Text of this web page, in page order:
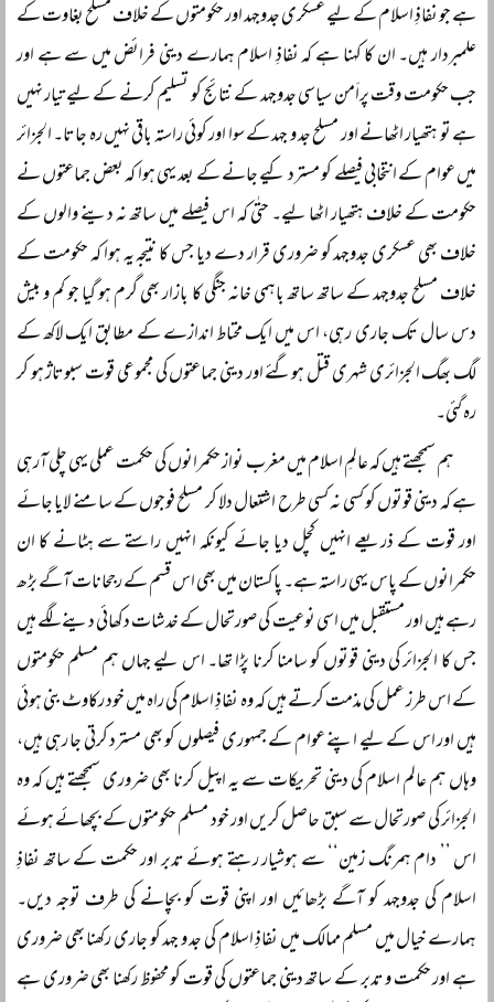
ہے جو نفاذِ اسلام کے لیے عسکری جدوجہد اور حکومتوں کے خلاف مسلح بغاوت کے
علمبردار ہیں۔ ان کا کہنا ہے کہ نفاذِ اسلام ہمارے دینی فرائض میں سے ہے اور
جب حکومت وقت پراَمن سیاسی جدوجہد کے نتائج کو تسلیم کرنے کے لیے تیار نہیں
ہے تو ہتھیار اٹھانے اور مسلح جد و جہد کے سوا اور کوئی راستہ باقی نہیں رہ جاتا۔ الجزائر
میں عوام کے انتخابی فیصلے کو مسترد کیے جانے کے بعد یہی ہوا کہ بعض جماعتوں نے
حکومت کے خلاف ہتھیار اٹھا لیے۔ حتٰی کہ اس فیصلے میں ساتھ نہ دینے والوں کے
خلاف بھی عسکری جدوجہد کو ضروری قرار دے دیا جس کا نتیجہ یہ ہوا کہ حکومت کے
خلاف مسلح جدوجہد کے ساتھ ساتھ باہمی خانہ جنگی کا بازار بھی گرم ہو گیا جو کم و بیش
دس سال تک جاری رہی، اس میں ایک محتاط اندازے کے مطابق ایک لاکھ کے
لگ بھگ الجزائری شہری قتل ہوگئے اور دینی جماعتوں کی مجموعی قوت سبوتاژ ہو کر
رہ گئی۔
ہم سمجھتے ہیں کہ عالمِ اسلام میں مغرب نواز حکمرانوں کی حکمت عملی یہی چلی آرہی
ہے کہ دینی قوتوں کو کسی نہ کسی طرح اشتعال دلا کر مسلح فوجوں کے سامنے لایا جائے
اور قوت کے ذریعے انہیں کچل دیا جائے کیونکہ انہیں راستے سے ہٹانے کا ان
حکمرانوں کے پاس یہی راستہ ہے۔ پاکستان میں بھی اس قسم کے رجحانات آگے بڑھ
رہے ہیں اور مستقبل میں اسی نوعیت کی صورتحال کے خدشات دکھائی دینے لگے ہیں
جس کا الجزائر کی دینی قوتوں کو سامنا کرنا پڑا تھا۔ اس لیے جہاں ہم مسلم حکومتوں
کے اس طرز عمل کی مذمت کرتے ہیں کہ وہ نفاذِ اسلام کی راہ میں خود رکاوٹ بنی ہوئی
ہیں اور اس کے لیے اپنے عوام کے جمہوری فیصلوں کو بھی مسترد کرتی جا رہی ہیں،
وہاں ہم عالم اسلام کی دینی تحریکات سے یہ اپیل کرنا بھی ضروری سمجھتے ہیں کہ وہ
الجزائر کی صورتحال سے سبق حاصل کریں اور خود مسلم حکومتوں کے بچھائے ہوئے
اس ’’ دام ہمرنگ زمین‘‘ سے ہوشیار رہتے ہوئے تدبر اور حکمت کے ساتھ نفاذِ
اسلام کی جدوجہد کو آگے بڑھائیں اور اپنی قوت کو بچانے کی طرف توجہ دیں۔
ہمارے خیال میں مسلم ممالک میں نفاذِ اسلام کی جد و جہد کو جاری رکھنا بھی ضروری
ہے اور حکمت و تدبر کے ساتھ دینی جماعتوں کی قوت کو محفوظ رکھنا بھی ضروری ہے